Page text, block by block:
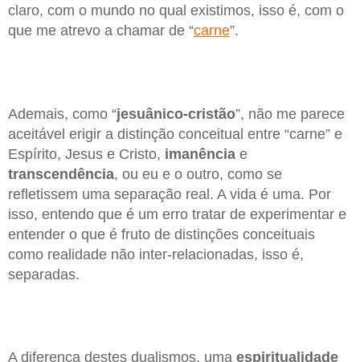
claro, com o mundo no qual existimos, isso é, com o
que me atrevo a chamar de “carne”.
Ademais, como “jesuânico-cristão”, não me parece
aceitável erigir a distinção conceitual entre “carne” e
Espírito, Jesus e Cristo, imanência e
transcendência, ou eu e o outro, como se
refletissem uma separação real. A vida é uma. Por
isso, entendo que é um erro tratar de experimentar e
entender o que é fruto de distinções conceituais
como realidade não inter-relacionadas, isso é,
separadas.
A diferença destes dualismos, uma espiritualidade